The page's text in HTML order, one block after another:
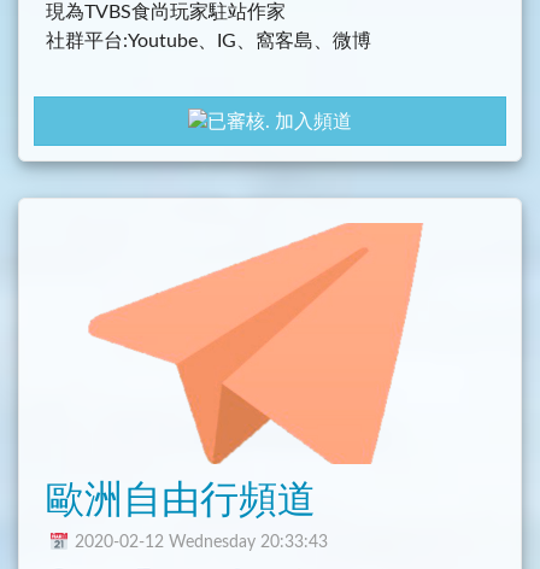
現為TVBS食尚玩家駐站作家
社群平台:Youtube、IG、窩客島、微博
老家台北 現居花蓮
跳躍 激勵自己保持脫離現況的勇氣
加入頻道
歐洲自由行頻道
2020-02-12 Wednesday 20:33:43